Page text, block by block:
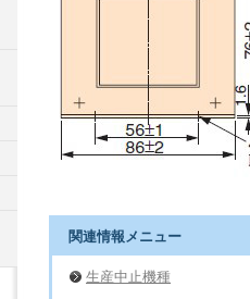
関連情報メニュー
生産中止機種